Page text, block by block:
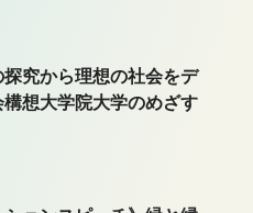
探究から理想の社会をデ
想大学院大学のめざす